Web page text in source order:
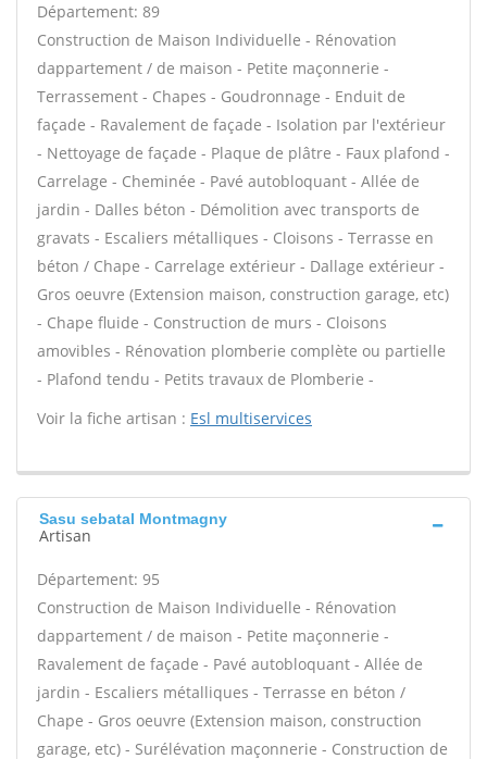
Département: 89
Construction de Maison Individuelle - Rénovation
dappartement / de maison - Petite maçonnerie -
Terrassement - Chapes - Goudronnage - Enduit de
façade - Ravalement de façade - Isolation par l'extérieur
- Nettoyage de façade - Plaque de plâtre - Faux plafond -
Carrelage - Cheminée - Pavé autobloquant - Allée de
jardin - Dalles béton - Démolition avec transports de
gravats - Escaliers métalliques - Cloisons - Terrasse en
béton / Chape - Carrelage extérieur - Dallage extérieur -
Gros oeuvre (Extension maison, construction garage, etc)
- Chape fluide - Construction de murs - Cloisons
amovibles - Rénovation plomberie complète ou partielle
- Plafond tendu - Petits travaux de Plomberie -
Voir la fiche artisan : Esl multiservices
Sasu sebatal Montmagny
Artisan
Département: 95
Construction de Maison Individuelle - Rénovation
dappartement / de maison - Petite maçonnerie -
Ravalement de façade - Pavé autobloquant - Allée de
jardin - Escaliers métalliques - Terrasse en béton /
Chape - Gros oeuvre (Extension maison, construction
garage, etc) - Surélévation maçonnerie - Construction de